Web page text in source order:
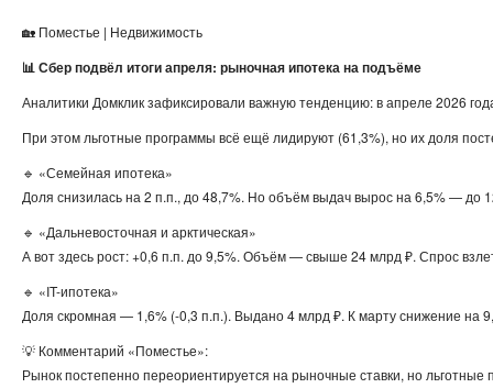
🏡 Поместье | Недвижимость
📊 Сбер подвёл итоги апреля: рыночная ипотека на подъёме
Аналитики Домклик зафиксировали важную тенденцию: в апреле 2026
При этом льготные программы всё ещё лидируют (61,3%), но их доля
🔹 «Семейная ипотека»
Доля снизилась на 2 п.п., до 48,7%. Но объём выдач вырос на 6,5% — до
🔹 «Дальневосточная и арктическая»
А вот здесь рост: +0,6 п.п. до 9,5%. Объём — свыше 24 млрд ₽. Спрос
🔹 «IT-ипотека»
Доля скромная — 1,6% (-0,3 п.п.). Выдано 4 млрд ₽. К марту снижение на
💡 Комментарий «Поместье»:
Рынок постепенно переориентируется на рыночные ставки, но